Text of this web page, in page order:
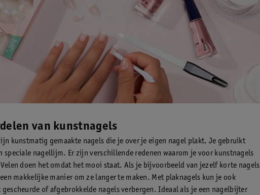
van kunstnagels
kunstmatig gemaakte nagels die je over je eigen nagel plakt. Je gebruikt
speciale nagellijm. Er zijn verschillende redenen waarom je voor kunstnagels
doen het omdat het mooi staat. Als je bijvoorbeeld van jezelf korte nagels
makkelijke manier om ze langer te maken. Met plaknagels kun je ook
of afgebrokkelde nagels verbergen. Ideaal als je een nagelbijter